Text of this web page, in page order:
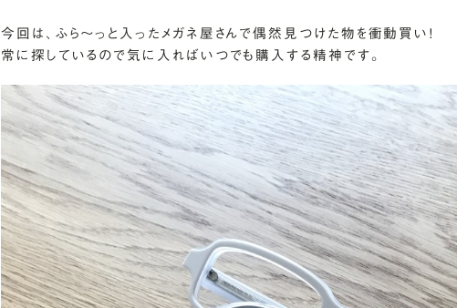
今回は、ふら～っと入ったメガネ屋さんで偶然見つけた物を衝動買い！
常に探しているので気に入ればいつでも購入する精神です。